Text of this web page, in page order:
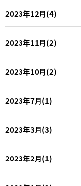
2023年12月(4)
2023年11月(2)
2023年10月(2)
2023年7月(1)
2023年3月(3)
2023年2月(1)